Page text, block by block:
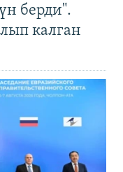
берди".
калган